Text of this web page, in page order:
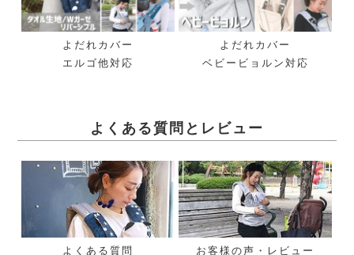
よだれカバー
エルゴ他対応
よだれカバー
ベビービョルン対応
よくある質問とレビュー
よくある質問 お客様の声・レビュー